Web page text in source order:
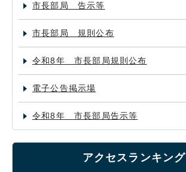
市長部局 告示等
市長部局 規則公布
令和8年 市長部局規則公布
電子公告掲示場
令和8年 市長部局告示等
アクセスランキング